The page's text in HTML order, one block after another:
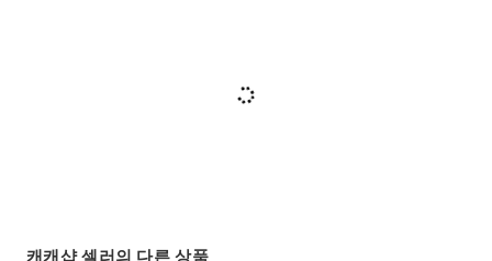
캐캐샵 셀러의 다른 상품